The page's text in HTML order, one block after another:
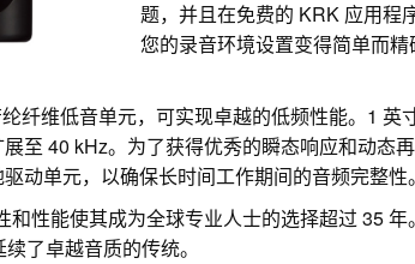
题，并且在免费的 KRK 应用程
您的录音环境设置变得简单而精
纤维低音单元，可实现卓越的低频性能。1 英
至 40 kHz。为了获得优秀的瞬态响应和动态
动单元，以确保长时间工作期间的音频完整性。
性能使其成为全球专业人士的选择超过 35
了卓越音质的传统。